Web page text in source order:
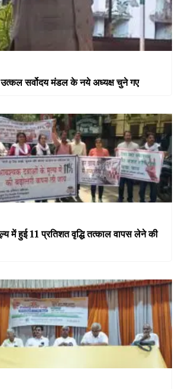
उत्कल सर्वोदय मंडल के नये अध्यक्ष चुने गए
में हुई 11 प्रतिशत वृद्धि तत्काल वापस लेने की